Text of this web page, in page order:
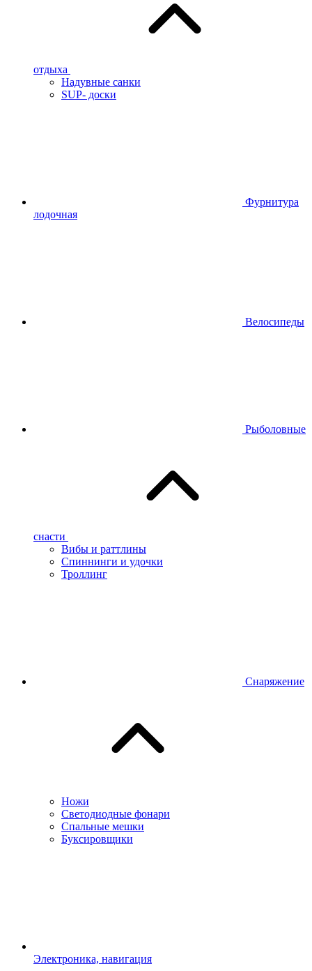
отдыха
Надувные санки
SUP- доски
Фурнитура
лодочная
Велосипеды
Рыболовные
снасти
Вибы и раттлины
Спиннинги и удочки
Троллинг
Снаряжение
Ножи
Светодиодные фонари
Спальные мешки
Буксировщики
Электроника, навигация